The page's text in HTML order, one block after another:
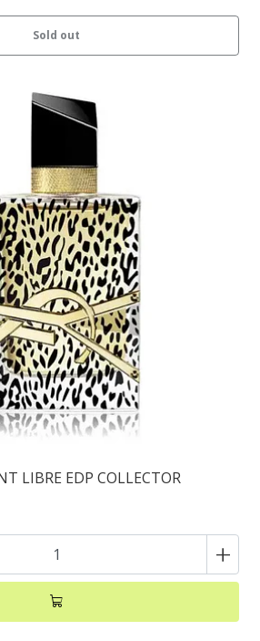
Sold out
LIBRE EDP COLLECTOR
+